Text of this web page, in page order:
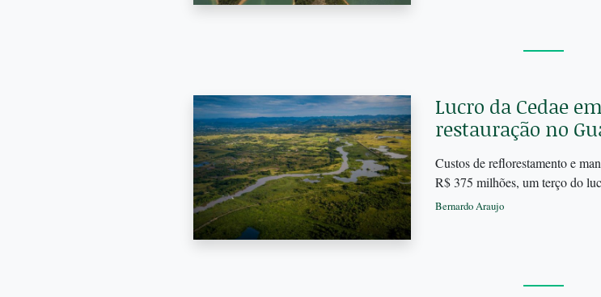
Lucro da Cedae
restauração no
Custos de reflorestamento e
R$ 375 milhões, um terço do
Bernardo Araujo